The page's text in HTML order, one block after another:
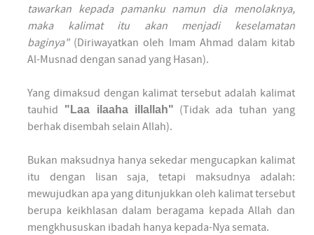
tawarkan kepada pamanku namun dia menolaknya,
maka kalimat itu akan menjadi keselamatan
baginya" (Diriwayatkan oleh Imam Ahmad dalam kitab
Al-Musnad dengan sanad yang Hasan).
Yang dimaksud dengan kalimat tersebut adalah kalimat
tauhid
"Laa ilaaha illallah" (Tidak ada tuhan yang
berhak disembah selain Allah).
Bukan maksudnya hanya sekedar mengucapkan kalimat
itu dengan lisan saja, tetapi maksudnya adalah:
mewujudkan apa yang ditunjukkan oleh kalimat tersebut
berupa keikhlasan dalam beragama kepada Allah dan
mengkhususkan ibadah hanya kepada-Nya semata.